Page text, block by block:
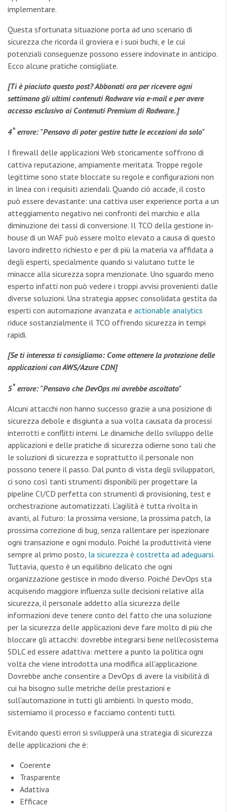
implementare.
Questa sfortunata situazione porta ad uno scenario di
sicurezza che ricorda il groviera e i suoi buchi, e le cui
potenziali conseguenze possono essere indovinate in anticipo.
Ecco alcune pratiche consigliate.
[Ti è piaciuto questo post? Abbonati ora per ricevere ogni
settimana gli ultimi contenuti Radware via e-mail e per avere
accesso esclusivo ai Contenuti Premium di Radware. ]
4° errore: "Pensavo di poter gestire tutte le eccezioni da solo"
I firewall delle applicazioni Web storicamente soffrono di
cattiva reputazione, ampiamente meritata. Troppe regole
legittime sono state bloccate su regole e configurazioni non
in linea con i requisiti aziendali. Quando ciò accade, il costo
può essere devastante: una cattiva user experience porta a un
atteggiamento negativo nei confronti del marchio e alla
diminuzione dei tassi di conversione. Il TCO della gestione in-
house di un WAF può essere molto elevato a causa di questo
lavoro indiretto richiesto e per di più la materia va affidata a
degli esperti, specialmente quando si valutano tutte le
minacce alla sicurezza sopra menzionate. Uno sguardo meno
esperto infatti non può vedere i troppi avvisi provenienti dalle
diverse soluzioni. Una strategia appsec consolidata gestita da
esperti con automazione avanzata e actionable analytics
riduce sostanzialmente il TCO offrendo sicurezza in tempi
rapidi.
[Se ti interessa ti consigliamo: Come ottenere la protezione delle
applicazioni con AWS/Azure CDN]
5° errore: "Pensavo che DevOps mi avrebbe ascoltato"
Alcuni attacchi non hanno successo grazie a una posizione di
sicurezza debole e disgiunta a sua volta causata da processi
interrotti e conflitti interni. Le dinamiche dello sviluppo delle
applicazioni e delle pratiche di sicurezza odierne sono tali che
le soluzioni di sicurezza e soprattutto il personale non
possono tenere il passo. Dal punto di vista degli sviluppatori,
ci sono così tanti strumenti disponibili per progettare la
pipeline CI/CD perfetta con strumenti di provisioning, test e
orchestrazione automatizzati. L'agilità è tutta rivolta in
avanti, al futuro: la prossima versione, la prossima patch, la
prossima correzione di bug, senza rallentare per ispezionare
ogni transazione e ogni modulo. Poiché la produttività viene
sempre al primo posto, la sicurezza è costretta ad adeguarsi.
Tuttavia, questo è un equilibrio delicato che ogni
organizzazione gestisce in modo diverso. Poiché DevOps sta
acquisendo maggiore influenza sulle decisioni relative alla
sicurezza, il personale addetto alla sicurezza delle
informazioni deve tenere conto del fatto che una soluzione
per la sicurezza delle applicazioni deve fare molto di più che
bloccare gli attacchi: dovrebbe integrarsi bene nell'ecosistema
SDLC ed essere adattiva: mettere a punto la politica ogni
volta che viene introdotta una modifica all'applicazione.
Dovrebbe anche consentire a DevOps di avere la visibilità di
cui ha bisogno sulle metriche delle prestazioni e
sull'automazione in tutti gli ambienti. In questo modo,
sistemiamo il processo e facciamo contenti tutti.
Evitando questi errori si svilupperà una strategia di sicurezza
delle applicazioni che è:
Coerente
Trasparente
Adattiva
Efficace